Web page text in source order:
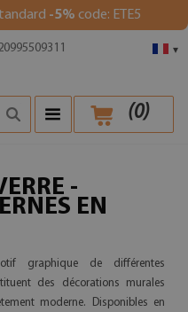
-5% code: ETE5
▾
(0)
-
EN
graphique de différentes
des décorations murales
moderne. Disponibles en